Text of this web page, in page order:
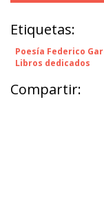
Etiquetas:
Poesía Federico
Libros dedicados
Compartir: